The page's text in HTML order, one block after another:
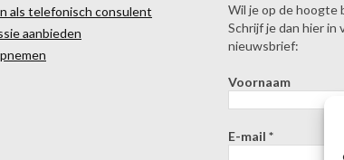
als telefonisch consulent
aanbieden
Wil je op de hoogte
Schrijf je dan hier in
nieuwsbrief:
Voornaam
E-mail *